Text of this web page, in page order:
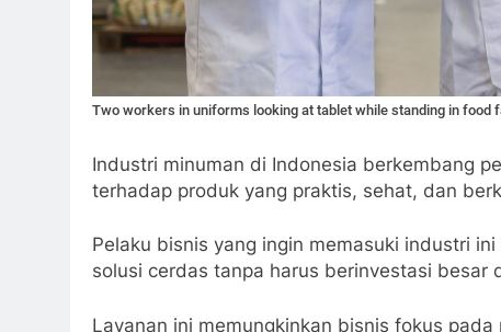
Two workers in uniforms looking at tablet while standing in food
Industri minuman di Indonesia berkembang
terhadap produk yang praktis, sehat, dan
Pelaku bisnis yang ingin memasuki industri
solusi cerdas tanpa harus berinvestasi besar
Layanan ini memungkinkan bisnis fokus